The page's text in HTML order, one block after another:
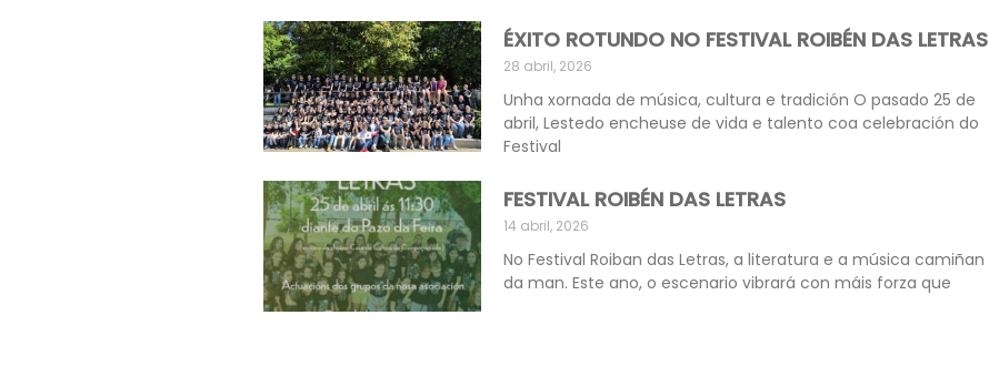
ÉXITO ROTUNDO NO FESTIVAL ROIBÉN DAS LETRAS
28 abril, 2026
Unha xornada de música, cultura e tradición O pasado 25 de
abril, Lestedo encheuse de vida e talento coa celebración do
Festival
FESTIVAL ROIBÉN DAS LETRAS
14 abril, 2026
No Festival Roiban das Letras, a literatura e a música camiñan
da man. Este ano, o escenario vibrará con máis forza que